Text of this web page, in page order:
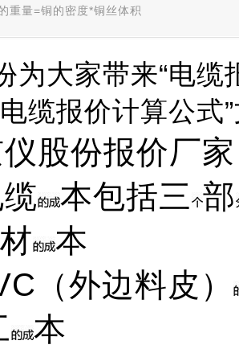
重量=铜的密度*铜丝体积
为大家带来“电缆
缆报价计算公式
股份报价厂
本包括三 部
本
（外边料皮）
本